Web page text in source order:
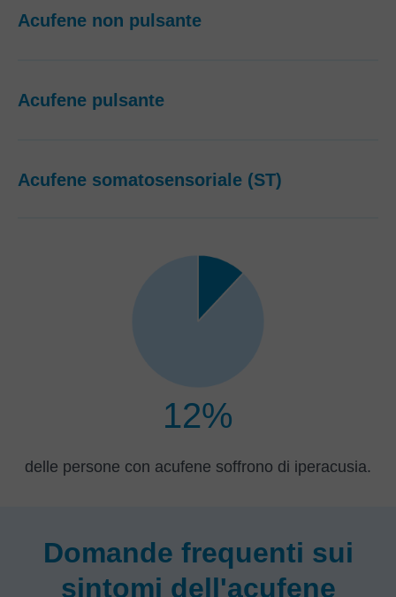
Acufene non pulsante
Acufene pulsante
Acufene somatosensoriale (ST)
12%
delle persone con acufene soffrono di iperacusia.
Domande frequenti sui
sintomi dell'acufene